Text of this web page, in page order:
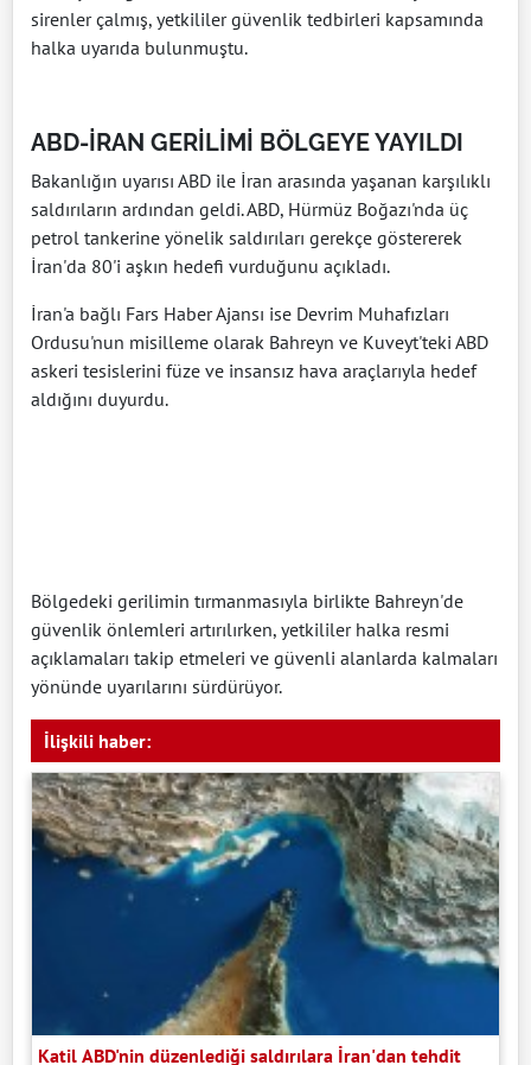
sirenler çalmış, yetkililer güvenlik tedbirleri kapsamında
halka uyarıda bulunmuştu.
ABD-İRAN GERİLİMİ BÖLGEYE YAYILDI
Bakanlığın uyarısı ABD ile İran arasında yaşanan karşılıklı
saldırıların ardından geldi. ABD, Hürmüz Boğazı'nda üç
petrol tankerine yönelik saldırıları gerekçe göstererek
İran'da 80'i aşkın hedefi vurduğunu açıkladı.
İran'a bağlı Fars Haber Ajansı ise Devrim Muhafızları
Ordusu'nun misilleme olarak Bahreyn ve Kuveyt'teki ABD
askeri tesislerini füze ve insansız hava araçlarıyla hedef
aldığını duyurdu.
Bölgedeki gerilimin tırmanmasıyla birlikte Bahreyn'de
güvenlik önlemleri artırılırken, yetkililer halka resmi
açıklamaları takip etmeleri ve güvenli alanlarda kalmaları
yönünde uyarılarını sürdürüyor.
İlişkili haber:
Katil ABD'nin düzenlediği saldırılara İran'dan tehdit